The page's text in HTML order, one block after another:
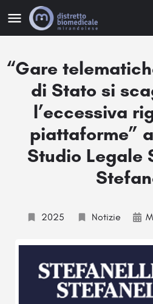
“Gare
di Stato si
l’eccessiva
piattaforme”
Studio Legale
2025 Notizie